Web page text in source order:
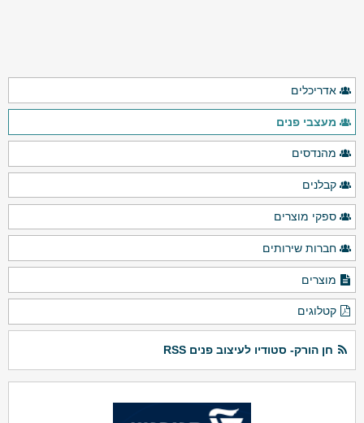
אדריכלים
מעצבי פנים
מהנדסים
קבלנים
ספקי מוצרים
חברות שירותים
מוצרים
קטלוגים
חן הורק- סטודיו לעיצוב פנים RSS